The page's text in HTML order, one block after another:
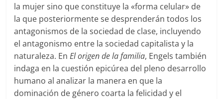
la mujer sino que constituye la «forma celular» de
la que posteriormente se desprenderán todos los
antagonismos de la sociedad de clase, incluyendo
el antagonismo entre la sociedad capitalista y la
naturaleza. EnEl origen de la familia, Engels también
indaga en la cuestión epicúrea del pleno desarrollo
humano al analizar la manera en que la
dominación de género coarta la felicidad y el